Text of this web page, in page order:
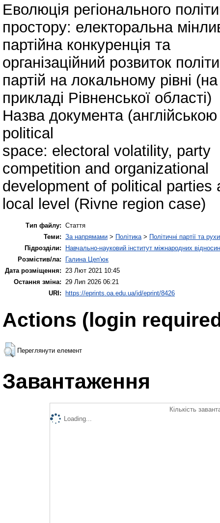
Еволюція регіонального
простору: електоральна
партійна конкуренція та
організаційний розвиток
партій на локальному рівні (на
прикладі Рівненської області)
Назва документа
political
space: electoral volatility, party
competition and organizational
development of political parties
local level (Rivne region case)
Тип файлу: Стаття
Теми: За напрямами > Політика > Політичні партії та рухи
Підрозділи:
Навчально-науковий інститут міжнародних
Розмістив/ла:
Галина Цеп'юк
Дата розміщення:
23 Лют 2021 10:45
Остання зміна:
29 Лип 2026 06:21
URI: https://eprints.oa.edu.ua/id/eprint/8426
Actions (login
Переглянути елемент
Завантаження
Кількість
Loading...